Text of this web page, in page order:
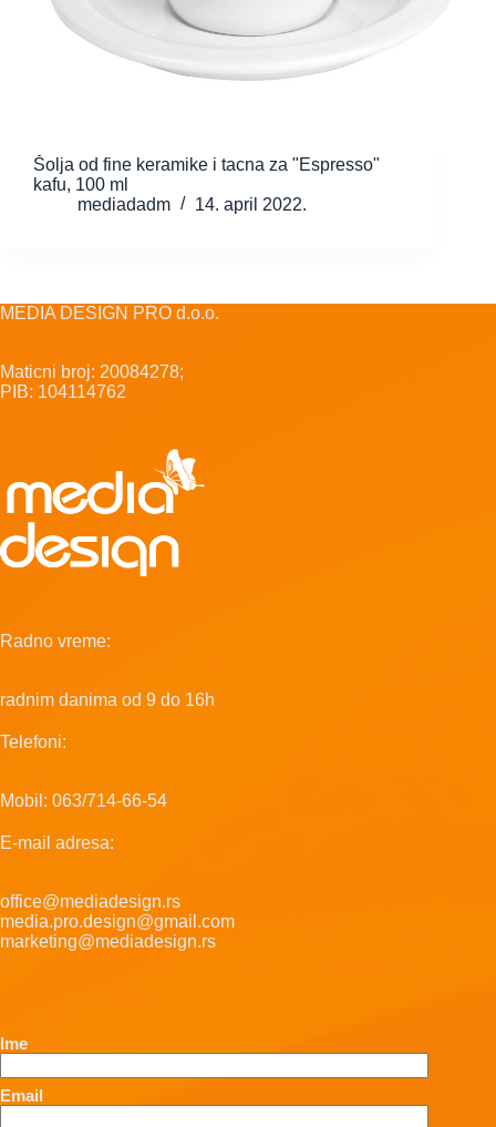
Šolja od fine keramike i tacna za "Espresso"
kafu, 100 ml
mediadadm
14. april 2022.
MEDIA DESIGN PRO d.o.o.
Maticni broj: 20084278;
PIB: 104114762
Radno vreme:
radnim danima od 9 do 16h
Telefoni:
Mobil: 063/714-66-54
E-mail adresa:
office@mediadesign.rs
media.pro.design@gmail.com
marketing@mediadesign.rs
Ime
Email